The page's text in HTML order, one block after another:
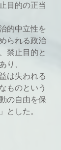
目的の正当
的中立性を
られる政治
禁止目的と
り、
は失われる
ものという
の自由を保
とした。